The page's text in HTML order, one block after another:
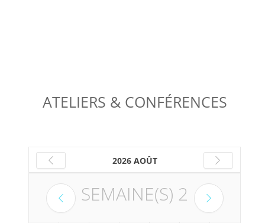
ATELIERS & CONFÉRENCES
2026 AOÛT
SEMAINE(S) 2